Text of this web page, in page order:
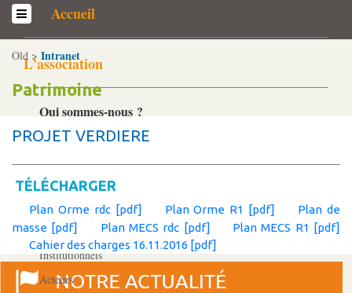
Accueil
L’association
Qui sommes-­nous ?
Généralités
Statuts et Règlement de fonctionnement
Nos partenaires
Institutionnels
Acteurs
Old > Intranet
Patrimoine
PROJET VERDIERE
TÉLÉCHARGER
Plan Orme rdc [pdf] Plan Orme R1 [pdf]
Plan de
masse [pdf]
Plan MECS rdc [pdf]
Plan MECS R1 [pdf]
Cahier des charges 16.11.2016 [pdf]